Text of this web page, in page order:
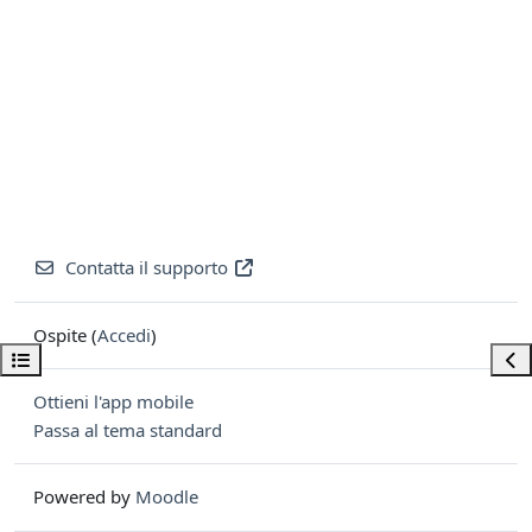
Apri indice del corso
Contatta il supporto
Ospite (Accedi)
Ottieni l'app mobile
Passa al tema standard
Powered by Moodle